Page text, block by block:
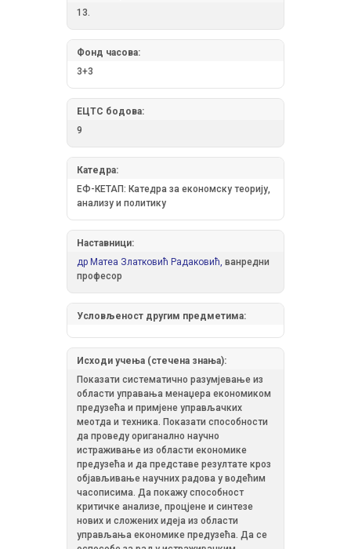
13.
Фонд часова:
3+3
ЕЦТС бодова:
9
Катедра:
ЕФ-КЕТАП: Катедра за економску теорију,
анализу и политику
Наставници:
др Матеа Златковић Радаковић, ванредни
професор
Условљеност другим предметима:
Исходи учења (стечена знања):
Показати систематично разумјевање из
области управања менаџера економиком
предузећа и примјене управљачких
меотда и техника. Показати способности
да проведу ориганално научно
истраживање из области економике
предузећа и да представе резултате кроз
објављивање научних радова у водећим
часописима. Да покажу способност
критичке анализе, процјене и синтезе
нових и сложених идеја из области
управљања економике предузећа. Да се